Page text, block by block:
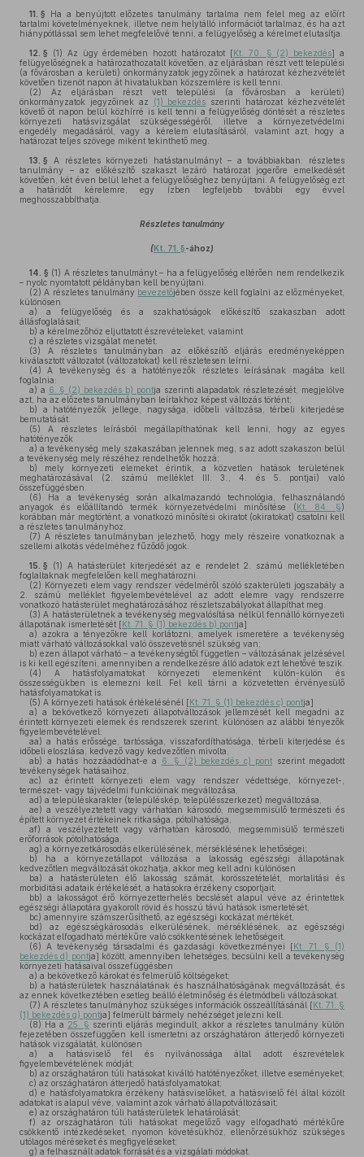
11. § Ha a benyújtott előzetes tanulmány tartalma nem felel meg az előírt
tartalmi követelményeknek, illetve nem helytálló információt tartalmaz, és ha azt
hiánypótlással sem lehet megfelelővé tenni, a felügyelőség a kérelmet elutasítja.
12. § (1) Az ügy érdemében hozott határozatot [Kt. 70. § (2) bekezdés] a
felügyelőségnek a határozathozatalt követően, az eljárásban részt vett települési
(a fővárosban a kerületi) önkormányzatok jegyzőinek a határozat kézhezvételét
követően tizenöt napon át hivatalukban közszemlére is kell tenni.
(2) Az eljárásban részt vett települési (a fővárosban a kerületi)
önkormányzatok jegyzőinek az
(1) bekezdés szerinti határozat kézhezvételét
követő öt napon belül közhírré is kell tenni a felügyelőség döntését a részletes
környezeti hatásvizsgálat szükségességéről, illetve a környezetvédelmi
engedély megadásáról, vagy a kérelem elutasításáról, valamint azt, hogy a
határozat teljes szövege miként tekinthető meg.
13. § A részletes környezeti hatástanulmányt – a továbbiakban: részletes
tanulmány – az előkészítő szakaszt lezáró határozat jogerőre emelkedését
követően, két éven belül lehet a felügyelőséghez benyújtani. A felügyelőség ezt
a határidőt kérelemre, egy ízben legfeljebb további egy évvel
meghosszabbíthatja.
Részletes tanulmány
(Kt. 71. §-ához)
14. § (1) A részletes tanulmányt – ha a felügyelőség eltérően nem rendelkezik
– nyolc nyomtatott példányban kell benyújtani.
(2) A részletes tanulmány bevezetőjében össze kell foglalni az előzményeket,
különösen
a) a felügyelőség és a szakhatóságok előkészítő szakaszban adott
állásfoglalásait;
b) a kérelmezőhöz eljuttatott észrevételeket; valamint
c) a részletes vizsgálat menetét.
(3) A részletes tanulmányban az előkészítő eljárás eredményeképpen
kiválasztott változatot (változatokat) kell részletesen leírni.
(4) A tevékenység és a hatótényezők részletes leírásának magába kell
foglalnia:
a) a 6. § (2) bekezdés b) pontja szerinti alapadatok részletezését, megjelölve
azt, ha az előzetes tanulmányban leírtakhoz képest változás történt;
b) a hatótényezők jellege, nagysága, időbeli változása, térbeli kiterjedése
bemutatását.
(5) A részletes leírásból megállapíthatónak kell lenni, hogy az egyes
hatótényezők
a) a tevékenység mely szakaszában jelennek meg, s az adott szakaszon belül
a tevékenység mely részéhez rendelhetők hozzá;
b) mely környezeti elemeket érintik, a közvetlen hatások területének
meghatározásával (2. számú melléklet III. 3., 4. és 5. pontjai) való
összefüggésben.
(6) Ha a tevékenység során alkalmazandó technológia, felhasználandó
anyagok és előállítandó termék környezetvédelmi minősítése (Kt. 84. §)
korábban már megtörtént, a vonatkozó minősítési okiratot (okiratokat) csatolni kell
a részletes tanulmányhoz.
(7) A részletes tanulmányban jelezhető, hogy mely részeire vonatkoznak a
szellemi alkotás védelméhez fűződő jogok.
15. § (1) A hatásterület kiterjedését az e rendelet 2. számú mellékletében
foglaltaknak megfelelően kell meghatározni.
(2) Környezeti elem vagy rendszer védelméről szóló szakterületi jogszabály a
2. számú melléklet figyelembevételével az adott elemre vagy rendszerre
vonatkozó hatásterület meghatározásához részletszabályokat állapíthat meg.
(3) A hatásterületnek a tevékenység megvalósítása nélkül fennálló környezeti
állapotának ismertetését [Kt. 71. § (1) bekezdés b) pontja]
a) azokra a tényezőkre kell korlátozni, amelyek ismeretére a tevékenység
miatt várható változásokkal való összevetésnél szükség van;
b) ezen állapot várható – a tevékenységtől független – változásának jelzésével
is ki kell egészíteni, amennyiben a rendelkezésre álló adatok ezt lehetővé teszik.
(4) A hatásfolyamatokat környezeti elemenként külön-külön és
összességükben is elemezni kell. Fel kell tárni a közvetetten érvényesülő
hatásfolyamatokat is.
(5) A környezeti hatások értékelésénél [Kt. 71. § (1) bekezdés c) pontja]
a) a bekövetkező környezeti állapotváltozások jellemzését kell megadni az
érintett környezeti elemek és rendszerek szerint, különösen az alábbi tényezők
figyelembevételével:
aa) a hatás erőssége, tartóssága, visszafordíthatósága, térbeli kiterjedése és
időbeli eloszlása, kedvező vagy kedvezőtlen mivolta,
ab) a hatás hozzáadódhat-e a 6. § (2) bekezdés c) pont szerint megadott
tevékenységek hatásaihoz,
ac) az érintett környezeti elem vagy rendszer védettsége, környezet-,
természet- vagy tájvédelmi funkcióinak megváltozása,
ad) a településkarakter (településkép, településszerkezet) megváltozása,
ae) a veszélyeztetett vagy várhatóan károsodó, megsemmisülő természeti és
épített környezet értékeinek ritkasága, pótolhatósága,
af) a veszélyeztetett vagy várhatóan károsodó, megsemmisülő természeti
erőforrások pótolhatósága,
ag) a környezetkárosodás elkerülésének, mérséklésének lehetőségei;
b) ha a környezetállapot változása a lakosság egészségi állapotának
kedvezőtlen megváltozását okozhatja, akkor meg kell adni különösen
ba) a hatásterületen élő lakosság számát, korösszetételét, mortalitási és
morbiditási adataik értékelését, a hatásokra érzékeny csoportjait,
bb) a lakosságot érő környezetterhelés becslését alapul véve az érintettek
egészségi állapotára gyakorolt rövid és hosszú távú hatások ismertetését,
bc) amennyire számszerűsíthető, az egészségi kockázat mértékét,
bd) az egészségkárosodás elkerülésének, mérséklésének, az egészségi
kockázat elfogadható mértékűre való csökkentésének lehetőségeit.
(6) A tevékenység társadalmi és gazdasági következményei [Kt. 71. § (1)
bekezdés d) pontja] között, amennyiben lehetséges, becsülni kell a tevékenység
környezeti hatásaival összefüggésben
a) a bekövetkező károkat és felmerülő költségeket;
b) a hatásterületek használatának és használhatóságának megváltozását, és
az ennek következtében esetleg beálló életminőség és életmódbeli változásokat.
(7) A részletes tanulmányhoz szükséges információk összeállításánál [Kt. 71. §
(1) bekezdés g) pontja] felmerült bármely nehézséget jelezni kell.
(8) Ha a 25. § szerinti eljárás megindult, akkor a részletes tanulmány külön
fejezetében összefüggően kell ismertetni az országhatáron átterjedő környezeti
hatások vizsgálatát, különösen
a) a hatásviselő fél és nyilvánossága által adott észrevételek
figyelembevételének módját;
b) az országhatáron túli hatásokat kiváltó hatótényezőket, illetve eseményeket;
c) az országhatáron átterjedő hatásfolyamatokat;
d) e hatásfolyamatokra érzékeny hatásviselőket, a hatásviselő fél által közölt
adatokat is alapul véve, valamint azok várható állapotváltozásait;
e) az országhatáron túli hatásterületek lehatárolását;
f) az országhatáron túli hatásokat megelőző vagy elfogadható mértékűre
csökkentő intézkedéseket, nyomon követésükhöz, ellenőrzésükhöz szükséges
utólagos méréseket és megfigyeléseket;
g) a felhasznált adatok forrását és a vizsgálati módokat.